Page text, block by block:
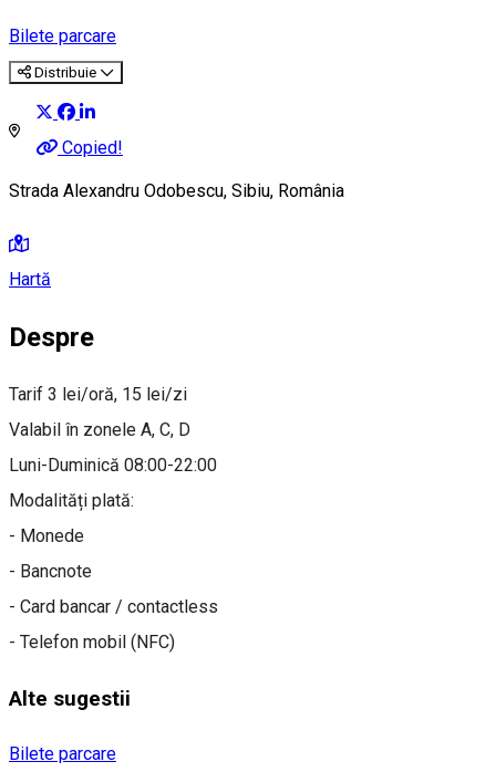
Bilete parcare
Distribuie
Copied!
Strada Alexandru Odobescu, Sibiu, România
Hartă
Despre
Tarif 3 lei/oră, 15 lei/zi
Valabil în zonele A, C, D
Luni-Duminică 08:00-22:00
Modalități plată:
- Monede
- Bancnote
- Card bancar / contactless
- Telefon mobil (NFC)
Alte sugestii
Bilete parcare